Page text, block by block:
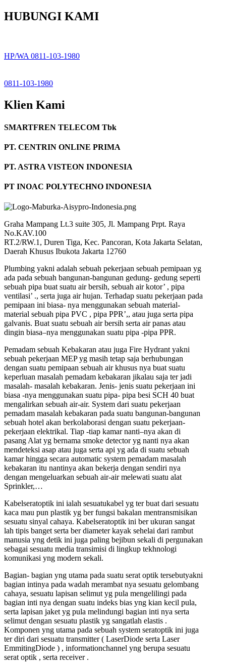
HUBUNGI KAMI
HP/WA 0811-103-1980
0811-103-1980
Klien Kami
SMARTFREN TELECOM Tbk
PT. CENTRIN ONLINE PRIMA
PT. ASTRA VISTEON INDONESIA
PT INOAC POLYTECHNO INDONESIA
Graha Mampang Lt.3 suite 305, Jl. Mampang Prpt. Raya
No.KAV.100
RT.2/RW.1, Duren Tiga, Kec. Pancoran, Kota Jakarta Selatan,
Daerah Khusus Ibukota Jakarta 12760
Plumbing yakni adalah sebuah pekerjaan sebuah pemipaan yg
ada pada sebuah bangunan-bangunan gedung- gedung seperti
sebuah pipa buat suatu air bersih, sebuah air kotor’ , pipa
ventilasi’ ., serta juga air hujan. Terhadap suatu pekerjaan pada
pemipaan ini biasa- nya menggunakan sebuah material-
material sebuah pipa PVC , pipa PPR’,, atau juga serta pipa
galvanis. Buat suatu sebuah air bersih serta air panas atau
dingin biasa–nya menggunakan suatu pipa -pipa PPR.
Pemadam sebuah Kebakaran atau juga Fire Hydrant yakni
sebuah pekerjaan MEP yg masih tetap saja berhubungan
dengan suatu pemipaan sebuah air khusus nya buat suatu
keperluan masalah pemadam kebakaran jikalau saja ter jadi
masalah- masalah kebakaran. Jenis- jenis suatu pekerjaan ini
biasa -nya menggunakan suatu pipa- pipa besi SCH 40 buat
mengalirkan sebuah air-air. System dari suatu pekerjaan
pemadam masalah kebakaran pada suatu bangunan-bangunan
sebuah hotel akan berkolaborasi dengan suatu pekerjaan-
pekerjaan elektrikal. Tiap -tiap kamar nanti–nya akan di
pasang Alat yg bernama smoke detector yg nanti nya akan
mendeteksi asap atau juga serta api yg ada di suatu sebuah
kamar hingga secara automatic system pemadam masalah
kebakaran itu nantinya akan bekerja dengan sendiri nya
dengan mengeluarkan sebuah air-air melewati suatu alat
Sprinkler,…
Kabelseratoptik ini ialah sesuatukabel yg ter buat dari sesuatu
kaca mau pun plastik yg ber fungsi bakalan mentransmisikan
sesuatu sinyal cahaya. Kabelseratoptik ini ber ukuran sangat
lah tipis banget serta ber diameter kayak sehelai dari rambut
manusia yng detik ini juga paling bejibun sekali di pergunakan
sebagai sesuatu media transimisi di lingkup tekhnologi
komunikasi yng modern sekali.
Bagian- bagian yng utama pada suatu serat optik tersebutyakni
bagian intinya pada wadah merambat nya sesuatu gelombang
cahaya, sesuatu lapisan selimut yg pula mengelilingi pada
bagian inti nya dengan suatu indeks bias yng kian kecil pula,
serta lapisan jaket yg pula melindungi bagian inti nya serta
selimut dengan sesuatu plastik yg sangatlah elastis .
Komponen yng utama pada sebuah system seratoptik ini juga
ter diri dari sesuatu transmitter ( LaserDiode serta Laser
EmmitingDiode ) , informationchannel yng berupa sesuatu
serat optik , serta receiver .